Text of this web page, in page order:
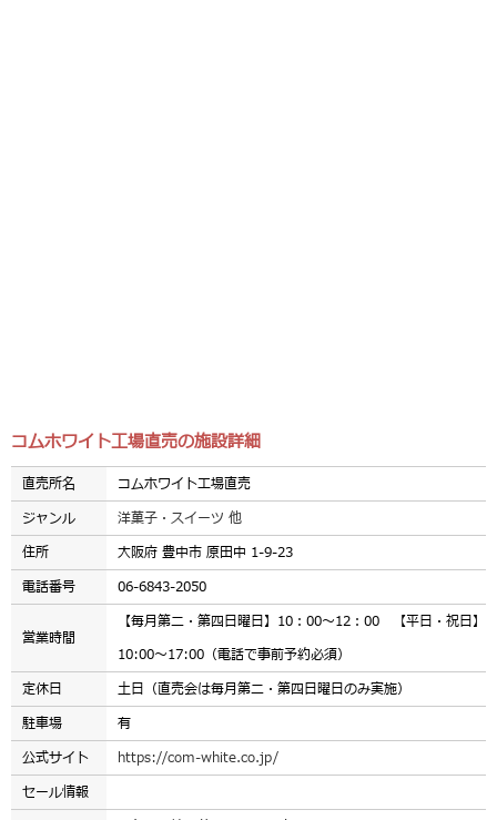
コムホワイト工場直売の施設詳細
直売所名
コムホワイト工場直売
ジャンル
洋菓子・スイーツ 他
住所
大阪府 豊中市 原田中 1-9-23
電話番号
06-6843-2050
営業時間
【毎月第二・第四日曜日】10：00～12：00 【平日・祝日】
10:00〜17:00（電話で事前予約必須）
定休日
土日（直売会は毎月第二・第四日曜日のみ実施）
駐車場
有
公式サイト
https://com-white.co.jp/
セール情報